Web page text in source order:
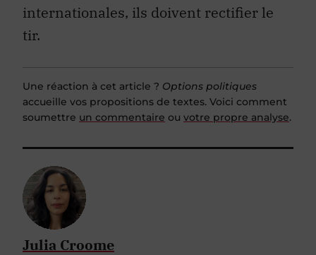
internationales, ils doivent rectifier le
tir.
Une réaction à cet article ? Options politiques
accueille vos propositions de textes. Voici comment
soumettre un commentaire ou votre propre analyse.
Julia Croome